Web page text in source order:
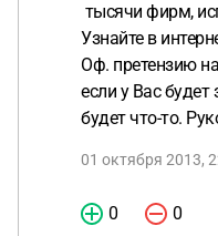
тысячи фирм,
Узнайте в
Оф. претензию
если у Вас
будет что-то.
01 октября 2013,
0 0